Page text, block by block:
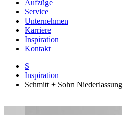
Aufzüge
Service
Unternehmen
Karriere
Inspiration
Kontakt
S
Inspiration
Schmitt + Sohn